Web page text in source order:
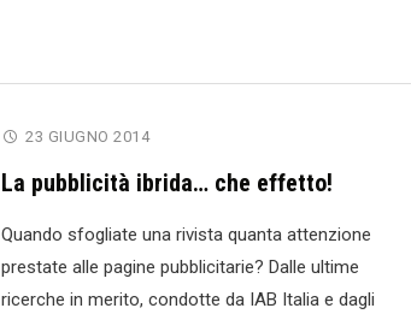
dei
23 GIUGNO 2014
La pubblicità ibrida… che effetto!
Quando sfogliate una rivista quanta attenzione
prestate alle pagine pubblicitarie? Dalle ultime
ricerche in merito, condotte da IAB Italia e dagli